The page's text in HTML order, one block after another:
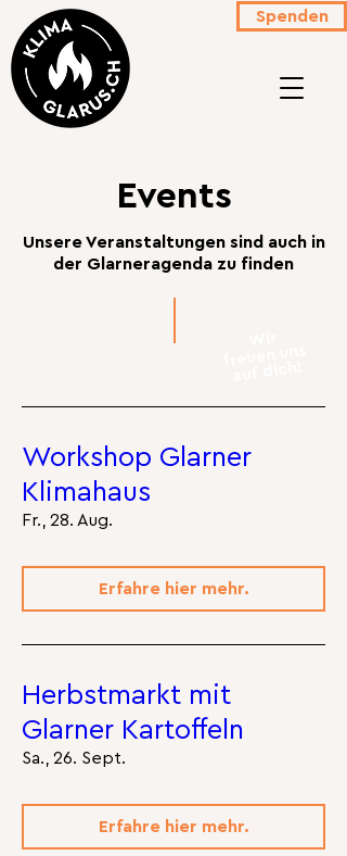
Spenden
Events
Unsere Veranstaltungen sind auch in
der Glarneragenda zu finden
Workshop Glarner
Klimahaus
Fr., 28. Aug.
Erfahre hier mehr.
Herbstmarkt mit
Glarner Kartoffeln
Sa., 26. Sept.
Erfahre hier mehr.